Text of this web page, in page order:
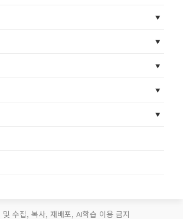
및 수집, 복사, 재배포, AI학습 이용 금지